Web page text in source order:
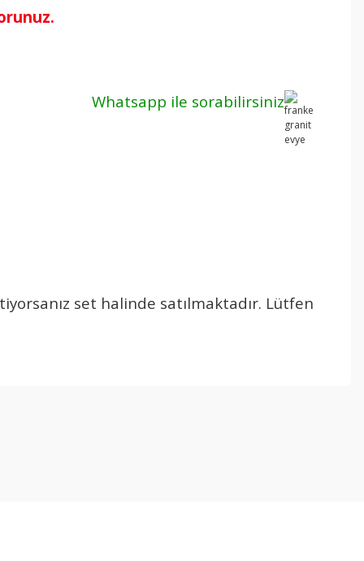
Whatsapp ile sorabilirsiniz
set halinde satılmaktadır. Lütfen